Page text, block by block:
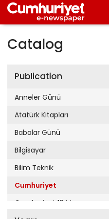
Catalog
Publication
Anneler Günü
Atatürk Kitapları
Babalar Günü
Bilgisayar
Bilim Teknik
Cumhuriyet
Cumhuriyet 19 Mayıs